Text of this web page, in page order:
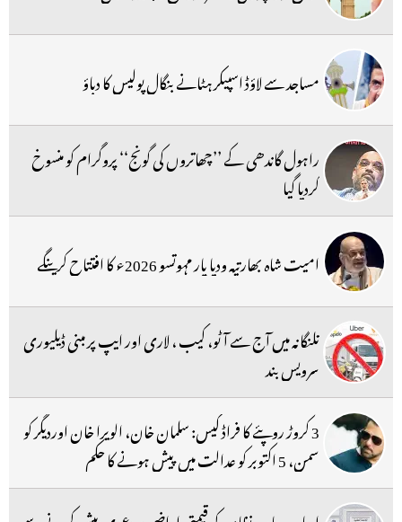
مساجد سے لاؤڈ اسپیکر ہٹانے بنگال پولیس کا دباؤ
راہول گاندھی کے ’’چھاتروں کی گونج‘‘ پروگرام کو منسوخ
کردیا گیا
امیت شاہ بھارتیہ ودیا پار مہوتسو 2026ء کا افتتاح کرینگے
تلنگانہ میں آج سے آٹو، کیب ، لاری اور ایپ پر مبنی ڈیلیوری
سرویس بند
3 کروڑ روپئے کا فراڈ کیس: سلمان خان، الویرا خان اوردیگر کو
سمن، 5 اکتوبر کو عدالت میں پیش ہونے کا حکم